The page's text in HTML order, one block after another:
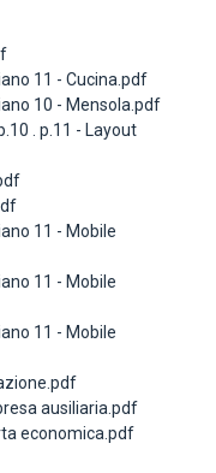
11 - Cucina.pdf
10 - Mensola.pdf
. p.11 - Layout
11 - Mobile
11 - Mobile
11 - Mobile
ausiliaria.pdf
economica.pdf